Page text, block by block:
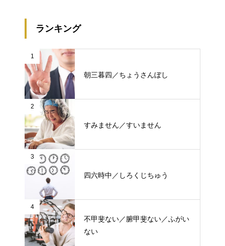
ランキング
1
朝三暮四／ちょうさんぼし
2
すみません／すいません
3
四六時中／しろくじちゅう
4
不甲斐ない／腑甲斐ない／ふがい
ない